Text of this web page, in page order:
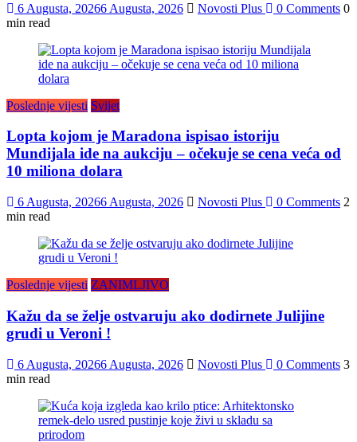
6 Augusta, 20266 Augusta, 2026 Novosti Plus 0 Comments 0
min read
Poslednje vijesti Svijet
Lopta kojom je Maradona ispisao istoriju
Mundijala ide na aukciju – očekuje se cena veća od
10 miliona dolara
6 Augusta, 20266 Augusta, 2026 Novosti Plus 0 Comments 2
min read
Poslednje vijesti ZANIMLJIVO
Kažu da se želje ostvaruju ako dodirnete Julijine
grudi u Veroni !
6 Augusta, 20266 Augusta, 2026 Novosti Plus 0 Comments 3
min read